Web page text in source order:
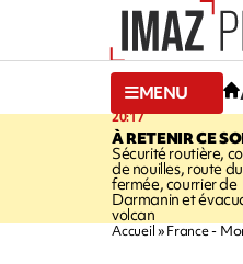
MENU
20:17
À RETENIR CE
Sécurité routière,
de nouilles, route
fermée, courrier de
Darmanin et
volcan
Accueil France -